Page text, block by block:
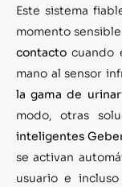
Este sistema
momento
contacto cuando
mano al sensor
la gama de
modo, otras
inteligentes
se activan
usuario e